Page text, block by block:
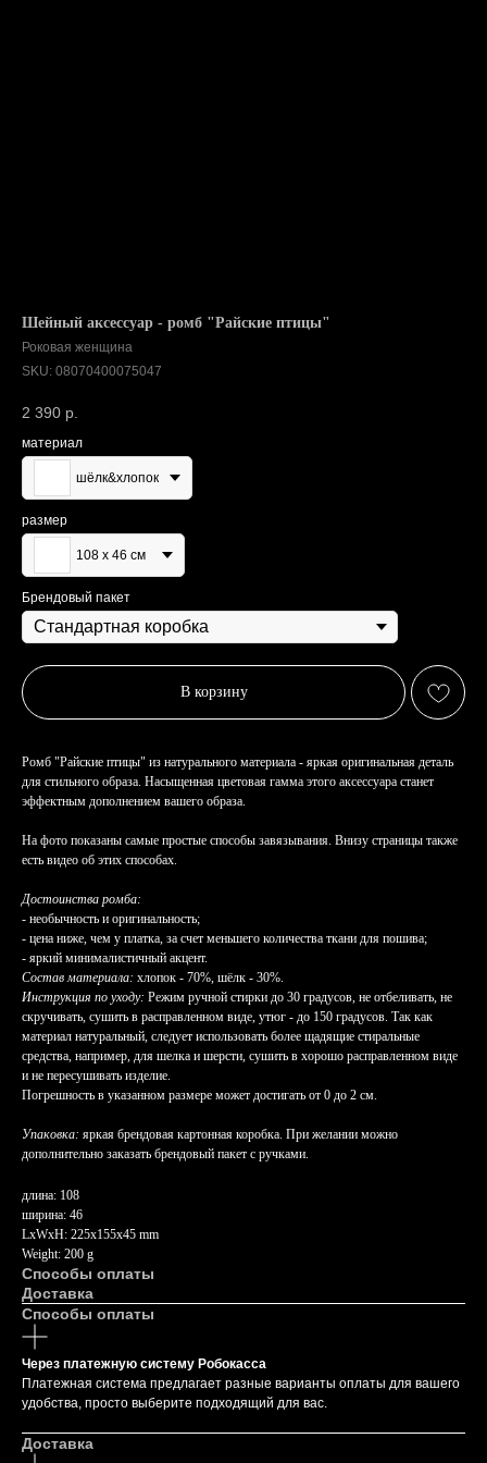
Шейный аксессуар - ромб "Райские птицы"
Роковая женщина
SKU: 08070400075047
2 390 р.
материал
шёлк&хлопок
размер
108 х 46 см
Брендовый пакет
В корзину
Ромб "Райские птицы" из натурального материала - яркая оригинальная деталь
для стильного образа. Насыщенная цветовая гамма этого аксессуара станет
эффектным дополнением вашего образа.
На фото показаны самые простые способы завязывания. Внизу страницы также
есть видео об этих способах.
Достоинства ромба:
- необычность и оригинальность;
- цена ниже, чем у платка, за счет меньшего количества ткани для пошива;
- яркий минималистичный акцент.
Состав материала: хлопок - 70%, шёлк - 30%.
Инструкция по уходу: Режим ручной стирки до 30 градусов, не отбеливать, не
скручивать, сушить в расправленном виде, утюг - до 150 градусов. Так как
материал натуральный, следует использовать более щадящие стиральные
средства, например, для шелка и шерсти, сушить в хорошо расправленном виде
и не пересушивать изделие.
Погрешность в указанном размере может достигать от 0 до 2 см.
Упаковка: яркая брендовая картонная коробка. При желании можно
дополнительно заказать брендовый пакет с ручками.
длина: 108
ширина: 46
LxWxH: 225x155x45 mm
Weight: 200 g
Способы оплаты
Доставка
Способы оплаты
Через платежную систему Робокасса
Платежная система предлагает разные варианты оплаты для вашего
удобства, просто выберите подходящий для вас.
Доставка